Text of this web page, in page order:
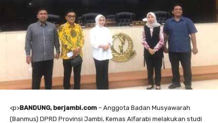
<p>BANDUNG, berjambi.com – Anggota Badan Musyawarah
(Banmus) DPRD Provinsi Jambi, Kemas Alfarabi melakukan studi